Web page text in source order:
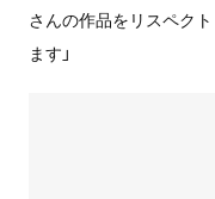
さんの作品をリスペク
ます」